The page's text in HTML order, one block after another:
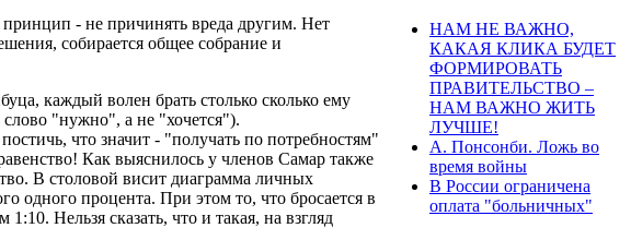
- не причинять вреда другим. Нет
собирается общее собрание и
каждый волен брать столько сколько ему
"нужно", а не "хочется").
что значит - "получать по потребностям"
Как выяснилось у членов Самар также
В столовой висит диаграмма личных
одного процента. При этом то, что бросается в
Нельзя сказать, что и такая, на взгляд
НАМ НЕ ВАЖНО,
КАКАЯ КЛИКА БУДЕТ
ФОРМИРОВАТЬ
ПРАВИТЕЛЬСТВО –
НАМ ВАЖНО ЖИТЬ
ЛУЧШЕ!
А. Понсонби. Ложь во
время войны
В России ограничена
оплата "больничных"